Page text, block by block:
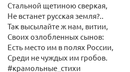
Стальной щетиною сверкая,
Не встанет русская земля?..
Так высылайте ж нам, витии,
Своих озлобленных сынов:
Есть место им в полях России,
Среди не чуждых им гробов.
#крамольные_стихи